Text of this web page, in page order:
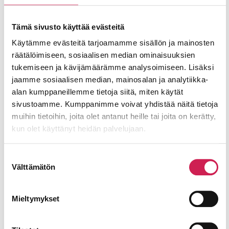
Tämä sivusto käyttää evästeitä
Käytämme evästeitä tarjoamamme sisällön ja mainosten
räätälöimiseen, sosiaalisen median ominaisuuksien
tukemiseen ja kävijämäärämme analysoimiseen. Lisäksi
jaamme sosiaalisen median, mainosalan ja analytiikka-
alan kumppaneillemme tietoja siitä, miten käytät
sivustoamme. Kumppanimme voivat yhdistää näitä tietoja
muihin tietoihin, joita olet antanut heille tai joita on kerätty,
kun olet käyttänyt heidän palvelujaan.
valinta
Välttämätön
Mieltymykset
kaupasta, talon sisältä”, Komonen
muistuttaa täsmentäen, että kaikki
projektit hoidetaan ajatuksella alusta
loppuun kokoluokasta riippumatta.
Ei Äänekosken hankekaan ole
massiivisimmasta päästä, mutta silti yhtä
tärkeä kuin mikä muu tahansa.
oikeasti mallinsimme, viritimme,
ohjelmoinnit ja räätälöimme